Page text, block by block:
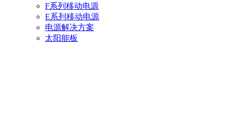
F系列移动电源
E系列移动电源
电源解决方案
太阳能板